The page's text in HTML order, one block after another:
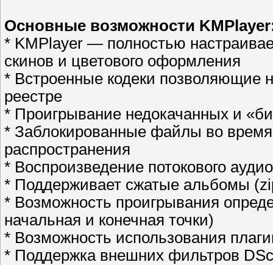
Основные возможности
* KMPlayer — полностью
скинов и цветового оформления
* Встроенные кодеки позволяющие
реестре
* Проигрывание недокачанных и
* Заблокированные файлы во
распространения
* Воспроизведение потокового
* Поддерживает сжатые альбомы
* Возможность проигрывания
начальная и конечная точки)
* Возможность использования
* Поддержка внешних фильтров